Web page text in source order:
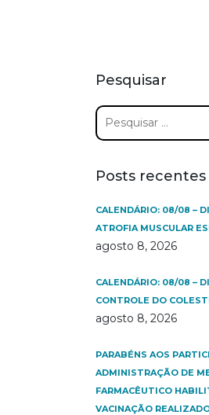
Pesquisar
Pesquisar
por:
Posts recentes
CALENDÁRIO: 08/08 –
ATROFIA MUSCULAR
agosto 8, 2026
CALENDÁRIO: 08/08 –
CONTROLE DO
agosto 8, 2026
PARABÉNS AOS
ADMINISTRAÇÃO DE
FARMACÊUTICO
VACINAÇÃO